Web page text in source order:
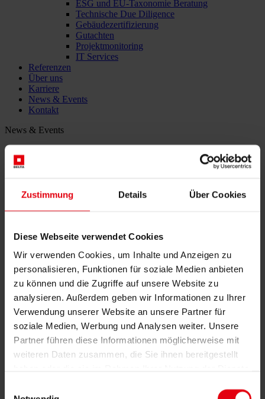
Zustimmung Details Über Cookies
Diese Webseite verwendet Cookies
Wir verwenden Cookies, um Inhalte und Anzeigen zu
personalisieren, Funktionen für soziale Medien anbieten
zu können und die Zugriffe auf unsere Website zu
analysieren. Außerdem geben wir Informationen zu Ihrer
Verwendung unserer Website an unsere Partner für
soziale Medien, Werbung und Analysen weiter. Unsere
Partner führen diese Informationen möglicherweise mit
weiteren Daten zusammen, die Sie ihnen bereitgestellt
ESG und EU-Taxonomie Beratung
Technische Due Diligence
Gebäudezertifizierung
Gutachten
Projektmonitoring
IT Services
Referenzen
Über uns
Karriere
News & Events
Kontakt
News & Events
Projektfeier „Schule Digital“
Universität “TU the Sky“ –
12. November 2024
Das BK-Team von DELTA (unsere Dienstleistung beim Projekt ist
die Begleitende Kontrolle) freute sich über die Teilnahme an der
Projektfeier „Schule Digital“.
Wien Energie und Stadt Wien arbeiten seit Jahren gemeinsam am
Klassenzimmer der Zukunft und haben bereits einige Milestones am
Weg dorthin umgesetzt. Das Programm der Stadt Wien „Schule
Digital“ zielt darauf ab, in Schulen der Stadt Wien die
Voraussetzungen für den wirkungsvollen Einsatz digitaler
Im Rahmen des dienststellenübergreifenden Projektes (MA01 und